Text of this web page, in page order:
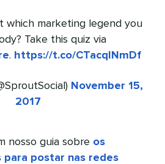
which marketing legend you
Take this quiz via
. https://t.co/CTacqINmDf
November 15,
2017
nosso guia sobre os
postar nas redes